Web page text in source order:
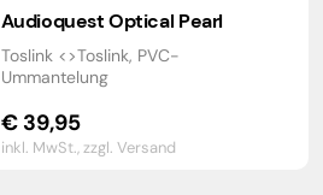
Audioquest Optical Pearl
Toslink <>Toslink, PVC-
Ummantelung
€39,95
inkl. MwSt.,zzgl. Versand